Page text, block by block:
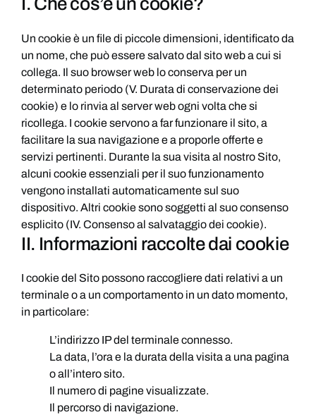
Un cookie è un file di piccole dimensioni, identificato da
un nome, che può essere salvato dal sito web a cui si
collega. Il suo browser web lo conserva per un
determinato periodo (V. Durata di conservazione dei
cookie) e lo rinvia al server web ogni volta che si
ricollega. I cookie servono a far funzionare il sito, a
facilitare la sua navigazione e a proporle offerte e
servizi pertinenti. Durante la sua visita al nostro Sito,
alcuni cookie essenziali per il suo funzionamento
vengono installati automaticamente sul suo
dispositivo. Altri cookie sono soggetti al suo consenso
esplicito (IV. Consenso al salvataggio dei cookie).
II. Informazioni raccolte dai cookie
I cookie del Sito possono raccogliere dati relativi a un
terminale o a un comportamento in un dato momento,
in particolare:
L’indirizzo IP del terminale connesso.
La data, l’ora e la durata della visita a una pagina
o all’intero sito.
Il numero di pagine visualizzate.
Il percorso di navigazione.